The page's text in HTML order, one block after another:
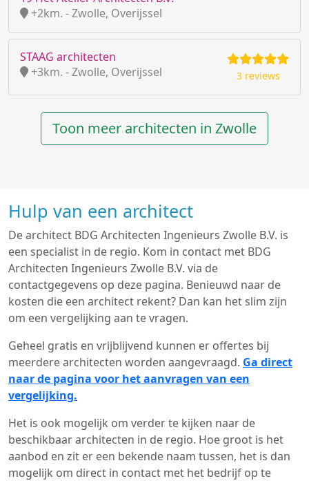
+2km. - Zwolle, Overijssel
STAAG architecten
+3km. - Zwolle, Overijssel
3 reviews
Toon meer architecten in Zwolle
Hulp van een architect
De architect BDG Architecten Ingenieurs Zwolle B.V. is
een specialist in de regio. Kom in contact met BDG
Architecten Ingenieurs Zwolle B.V. via de
contactgegevens op deze pagina. Benieuwd naar de
kosten die een architect rekent? Dan kan het slim zijn
om een vergelijking aan te vragen.
Geheel gratis en vrijblijvend kunnen er offertes bij
meerdere architecten worden aangevraagd. Ga direct
naar de pagina voor het aanvragen van een
vergelijking.
Het is ook mogelijk om verder te kijken naar de
beschikbaar architecten in de regio. Hoe groot is het
aanbod en zit er een bekende naam tussen, het is dan
mogelijk om direct in contact met het bedrijf op te